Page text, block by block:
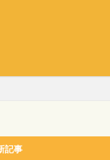
記事